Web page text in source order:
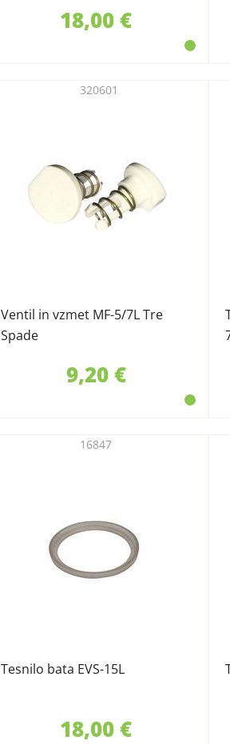
18,00 €
Ventil in vzmet MF-5/7L Tre
Spade
320601
9,20 €
Tesnilo bata EVS-15L
16847
18,00 €